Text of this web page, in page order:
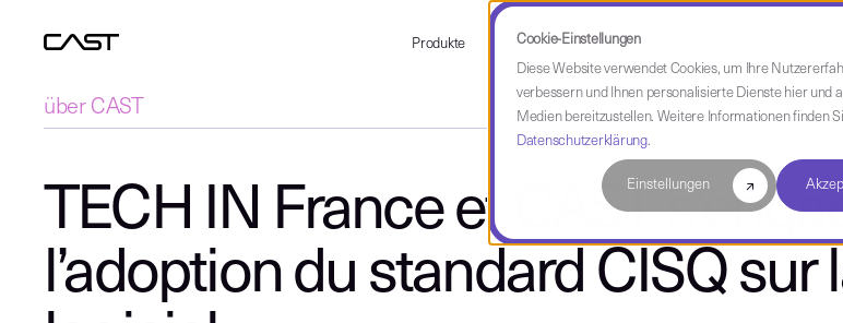
Cookie-Einstellungen
Diese Website verwendet Cookies, um Ihre
verbessern und Ihnen personalisierte Dienste hier und
Medien bereitzustellen. Weitere Informationen finden
Datenschutzerklärung.
Einstellungen
Produkte Use Case Referenzen
über CAST über CAST
TECH IN France et CAST
l’adoption du standard CISQ